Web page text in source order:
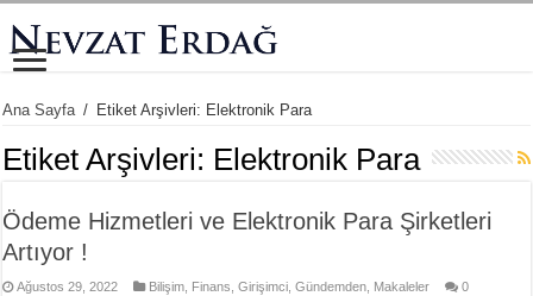
Ana Sayfa / Etiket Arşivleri: Elektronik Para
Etiket Arşivleri: Elektronik Para
Ödeme Hizmetleri ve Elektronik Para Şirketleri
Artıyor !
Ağustos 29, 2022 Bilişim Finans ,Girişimci ,Gündemden Makaleler 0